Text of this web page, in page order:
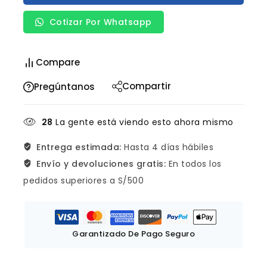
Cotizar Por Whatsapp
Compare
Pregúntanos
Compartir
28 La gente está viendo esto ahora mismo
Entrega estimada: Hasta 4 días hábiles
Envío y devoluciones gratis: En todos los
pedidos superiores a S/500
Garantizado De Pago Seguro